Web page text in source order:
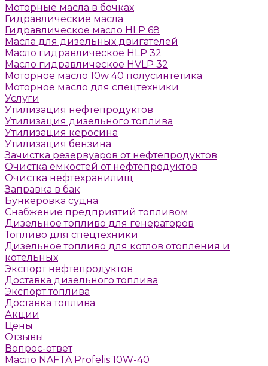
Моторные масла в бочках
Гидравлические масла
Гидравлическое масло HLP 68
Масла для дизельных двигателей
Масло гидравлическое HLP 32
Масло гидравлическое HVLP 32
Моторное масло 10w 40 полусинтетика
Моторное масло для спецтехники
Услуги
Утилизация нефтепродуктов
Утилизация дизельного топлива
Утилизация керосина
Утилизация бензина
Зачистка резервуаров от нефтепродуктов
Очистка емкостей от нефтепродуктов
Очистка нефтехранилищ
Заправка в бак
Бункеровка судна
Снабжение предприятий топливом
Дизельное топливо для генераторов
Топливо для спецтехники
Дизельное топливо для котлов отопления и
котельных
Экспорт нефтепродуктов
Доставка дизельного топлива
Экспорт топлива
Доставка топлива
Акции
Цены
Отзывы
Вопрос-ответ
Масло NAFTA Profelis 10W-40